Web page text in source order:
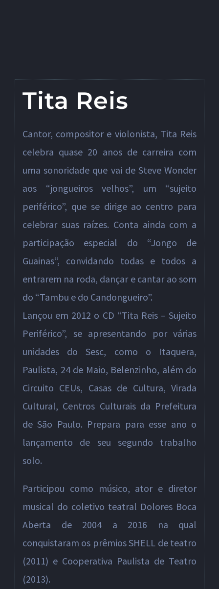
Tita Reis
Cantor, compositor e violonista, Tita Reis
celebra quase 20 anos de carreira com
uma sonoridade que vai de Steve Wonder
aos “jongueiros velhos”, um “sujeito
periférico”, que se dirige ao centro para
celebrar suas raízes. Conta ainda com a
participação especial do “Jongo de
Guainas”, convidando todas e todos a
entrarem na roda, dançar e cantar ao som
do “Tambu e do Candongueiro”.
Lançou em 2012 o CD “Tita Reis – Sujeito
Periférico”, se apresentando por várias
unidades do Sesc, como o Itaquera,
Paulista, 24 de Maio, Belenzinho, além do
Circuito CEUs, Casas de Cultura, Virada
Cultural, Centros Culturais da Prefeitura
de São Paulo. Prepara para esse ano o
lançamento de seu segundo trabalho
solo.
Participou como músico, ator e diretor
musical do coletivo teatral Dolores Boca
Aberta de 2004 a 2016 na qual
conquistaram os prêmios SHELL de teatro
(2011) e Cooperativa Paulista de Teatro
(2013).